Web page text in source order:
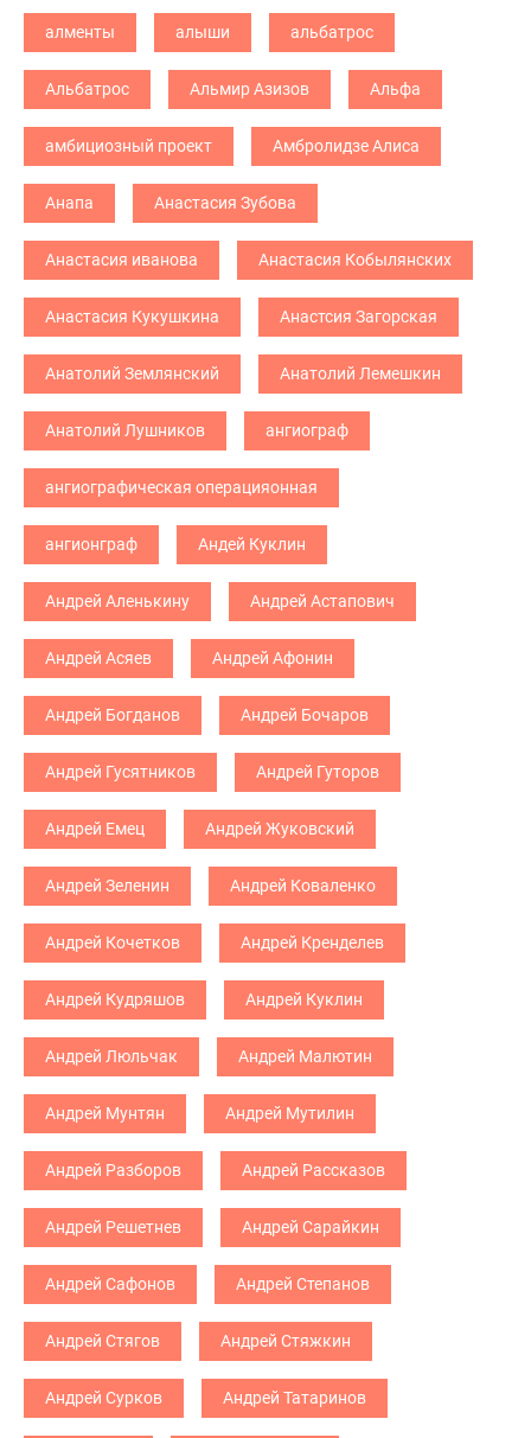
алменты алыши альбатрос
Альбатрос Альмир Азизов Альфа
амбициозный проект Амбролидзе Алиса
Анапа Анастасия Зубова
Анастасия иванова Анастасия Кобылянских
Анастасия Кукушкина Анастсия Загорская
Анатолий Землянский Анатолий Лемешкин
Анатолий Лушников ангиограф
ангиографическая операцияонная
ангионграф Андей Куклин
Андрей Аленькину Андрей Астапович
Андрей Асяев Андрей Афонин
Андрей Богданов Андрей Бочаров
Андрей Гусятников Андрей Гуторов
Андрей Емец Андрей Жуковский
Андрей Зеленин Андрей Коваленко
Андрей Кочетков Андрей Кренделев
Андрей Кудряшов Андрей Куклин
Андрей Люльчак Андрей Малютин
Андрей Мунтян Андрей Мутилин
Андрей Разборов Андрей Рассказов
Андрей Решетнев Андрей Сарайкин
Андрей Сафонов Андрей Степанов
Андрей Стягов Андрей Стяжкин
Андрей Сурков Андрей Татаринов